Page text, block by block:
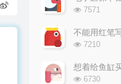
数:
浏
次
数:
7571
浏
次
数:
7210
浏
6730